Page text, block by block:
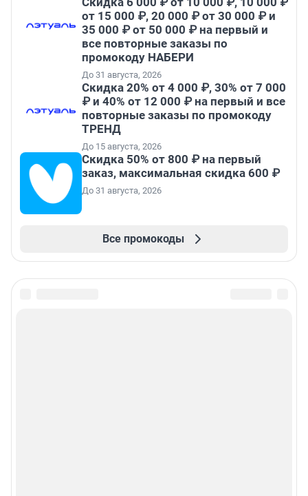
от 15 000 ₽, 20 000 ₽ от 30 000 ₽ и
35 000 ₽ от 50 000 ₽ на первый и
все повторные заказы по
промокоду НАБЕРИ
До 31 августа, 2026
Скидка 20% от 4 000 ₽, 30% от 7 000
₽ и 40% от 12 000 ₽ на первый и все
повторные заказы по промокоду
ТРЕНД
До 15 августа, 2026
Скидка 50% от 800 ₽ на первый
заказ, максимальная скидка 600 ₽
До 31 августа, 2026
Все промокоды